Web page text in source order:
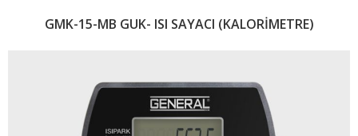
GMK-15-MB GUK- ISI SAYACI (KALORİMETRE)